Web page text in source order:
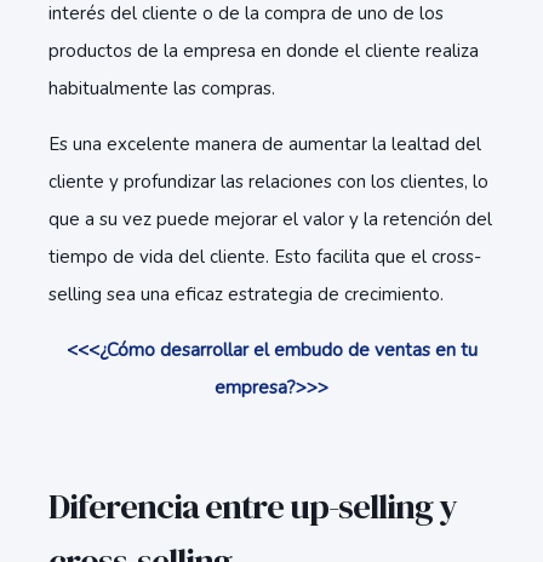
interés del cliente o de la compra de uno de los
productos de la empresa en donde el cliente realiza
habitualmente las compras.
Es una excelente manera de aumentar la lealtad del
cliente y profundizar las relaciones con los clientes, lo
que a su vez puede mejorar el valor y la retención del
tiempo de vida del cliente. Esto facilita que el cross-
selling sea una eficaz estrategia de crecimiento.
<<<¿Cómo desarrollar el embudo de ventas en tu
empresa?>>>
Diferencia entre up-selling y